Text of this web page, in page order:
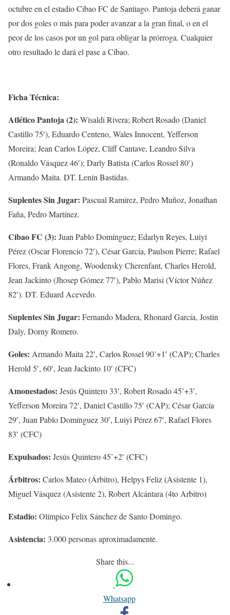
octubre en el estadio Cibao FC de Santiago. Pantoja deberá ganar
por dos goles o más para poder avanzar a la gran final, o en el
peor de los casos por un gol para obligar la prórroga. Cualquier
otro resultado le dará el pase a Cibao.
Ficha Técnica:
Atlético Pantoja (2): Wisaldi Rivera; Robert Rosado (Daniel
Castillo 75′), Eduardo Centeno, Wales Innocent, Yefferson
Moreira; Jean Carlos López, Cliff Cantave, Leandro Silva
(Ronaldo Vásquez 46′); Darly Batista (Carlos Rossel 80′)
Armando Maita. DT. Lenín Bastidas.
Suplentes Sin Jugar: Pascual Ramírez, Pedro Muñoz, Jonathan
Faña, Pedro Martínez.
Cibao FC (3): Juan Pablo Domínguez; Edarlyn Reyes, Luiyi
Pérez (Oscar Florencio 72′), César García, Paulson Pierre; Rafael
Flores, Frank Angong, Woodensky Cherenfant, Charles Herold,
Jean Jackinto (Jhosep Gómez 77′), Pablo Marisi (Víctor Núñez
82′). DT. Eduard Acevedo.
Suplentes Sin Jugar: Fernando Madera, Rhonard García, Jostin
Daly, Dorny Romero.
Goles: Armando Maita 22′, Carlos Rossel 90’+1′ (CAP); Charles
Herold 5′, 60′, Jean Jackinto 10′ (CFC)
Amonestados: Jesús Quintero 33′, Robert Rosado 45’+3′,
Yefferson Moreira 72′, Daniel Castillo 75′ (CAP); César García
29′, Juan Pablo Domínguez 30′, Luiyi Pérez 67′, Rafael Flores
83′ (CFC)
Expulsados: Jesús Quintero 45’+2′ (CFC)
Árbitros: Carlos Mateo (Árbitro), Helpys Feliz (Asistente 1),
Miguel Vásquez (Asistente 2), Robert Alcántara (4to Arbitro)
Estadio: Olímpico Felix Sánchez de Santo Domingo.
Asistencia: 3.000 personas aproximadamente.
Share this...
Whatsapp